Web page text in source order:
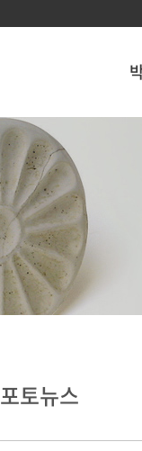
포토뉴스